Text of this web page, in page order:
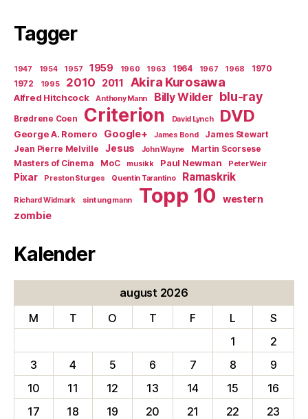
Tagger
1947 1954 1957 1959 1960 1963 1964 1967 1968
1970
1972
1995 2010 2011 Akira Kurosawa
Alfred Hitchcock Anthony Mann Billy Wilder blu-ray
Brødrene Coen Criterion David Lynch DVD
George A. Romero Google+ James Bond
James Stewart
Jean Pierre Melville
Jesus John Wayne
Martin Scorsese
Masters of Cinema
MoC musikk Paul Newman Peter Weir
Pixar Preston Sturges Quentin Tarantino Ramaskrik
Richard Widmark sint ung mann Topp 10
western
zombie
Kalender
august 2026
M
T O T F L
S
1
2
3
4 5 6 7 8
9
10
11 12 13 14 15
16
17
18 19 20 21 22 23